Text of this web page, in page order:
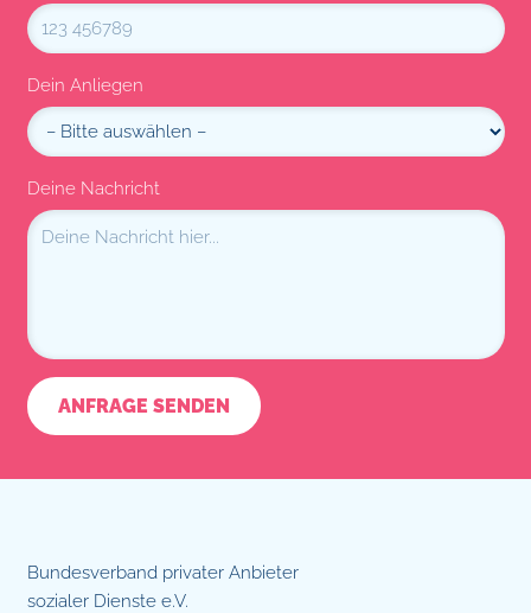
Dein Anliegen
Deine Nachricht
Bundesverband privater Anbieter
sozialer Dienste e.V.